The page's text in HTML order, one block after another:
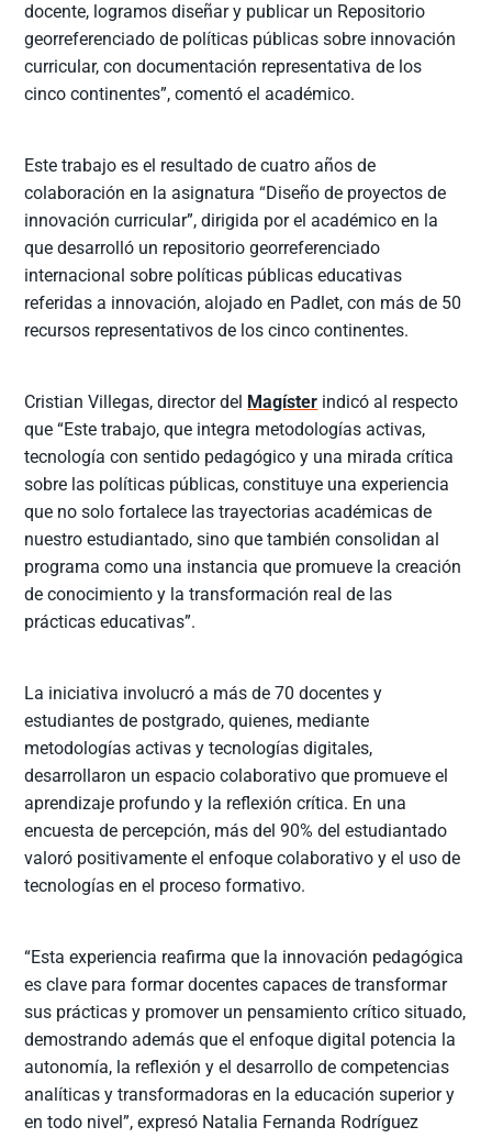
docente, logramos diseñar y publicar un Repositorio
georreferenciado de políticas públicas sobre innovación
curricular, con documentación representativa de los
cinco continentes”, comentó el académico.
Este trabajo es el resultado de cuatro años de
colaboración en la asignatura “Diseño de proyectos de
innovación curricular”, dirigida por el académico en la
que desarrolló un repositorio georreferenciado
internacional sobre políticas públicas educativas
referidas a innovación, alojado en Padlet, con más de 50
recursos representativos de los cinco continentes.
Cristian Villegas, director del Magíster indicó al respecto
que “Este trabajo, que integra metodologías activas,
tecnología con sentido pedagógico y una mirada crítica
sobre las políticas públicas, constituye una experiencia
que no solo fortalece las trayectorias académicas de
nuestro estudiantado, sino que también consolidan al
programa como una instancia que promueve la creación
de conocimiento y la transformación real de las
prácticas educativas”.
La iniciativa involucró a más de 70 docentes y
estudiantes de postgrado, quienes, mediante
metodologías activas y tecnologías digitales,
desarrollaron un espacio colaborativo que promueve el
aprendizaje profundo y la reflexión crítica. En una
encuesta de percepción, más del 90% del estudiantado
valoró positivamente el enfoque colaborativo y el uso de
tecnologías en el proceso formativo.
“Esta experiencia reafirma que la innovación pedagógica
es clave para formar docentes capaces de transformar
sus prácticas y promover un pensamiento crítico situado,
demostrando además que el enfoque digital potencia la
autonomía, la reflexión y el desarrollo de competencias
analíticas y transformadoras en la educación superior y
en todo nivel”, expresó Natalia Fernanda Rodríguez